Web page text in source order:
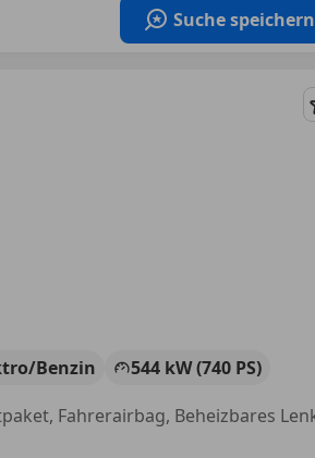
Suche speichern
Benzin
544 kW (740 PS)